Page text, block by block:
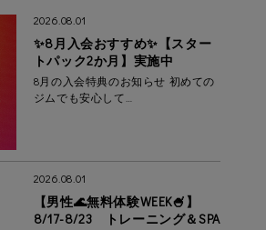
2026.08.01
✨8月入会おすすめ✨【スター
トパック2か月】実施中
8月の入会特典のお知らせ 初めての
ジムでも安心して…
2026.08.01
【男性🌊無料体験WEEK🍧】
8/17-8/23 トレーニング＆SPA